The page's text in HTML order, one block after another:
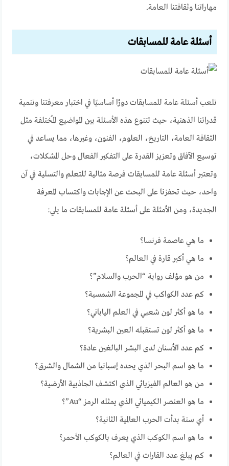
مهاراتنا وثقافتنا العامة.
أسئلة عامة للمسابقات
تلعب أسئلة عامة للمسابقات دورًا أساسيًا في اختبار معرفتنا وتنمية
قدراتنا الذهنية، حيث تتنوع هذه الأسئلة بين المواضيع المُختلفة مثل
الثقافة العامة، التاريخ، العلوم، الفنون، وغيرها، مما يساعد في
توسيع الآفاق وتعزيز القدرة على التفكير الفعال وحل المشكلات،
وتعتبر أسئلة عامة للمسابقات فرصة مثالية للتعلم والتسلية في آن
واحد، حيث تحفزنا على البحث عن الإجابات واكتساب المعرفة
الجديدة، ومن الأمثلة على أسئلة عامة للمسابقات ما يلي:
ما هي عاصمة فرنسا؟
ما هي أكبر قارة في العالم؟
من هو مؤلف رواية “الحرب والسلام”؟
كم عدد الكواكب في المجموعة الشمسية؟
ما هو أكثر لون شعبي في العلم الياباني؟
ما هو أكثر لون تستقبله العين البشرية؟
كم عدد الأسنان لدى البشر البالغين عادة؟
ما هو اسم البحر الذي يحده إسبانيا من الشمال والشرق؟
من هو العالم الفيزيائي الذي اكتشف الجاذبية الأرضية؟
ما هو العنصر الكيميائي الذي يمثله الرمز “Au”؟
أي سنة بدأت الحرب العالمية الثانية؟
ما هو اسم الكوكب الذي يعرف بالكوكب الأحمر؟
كم يبلغ عدد القارات في العالم؟